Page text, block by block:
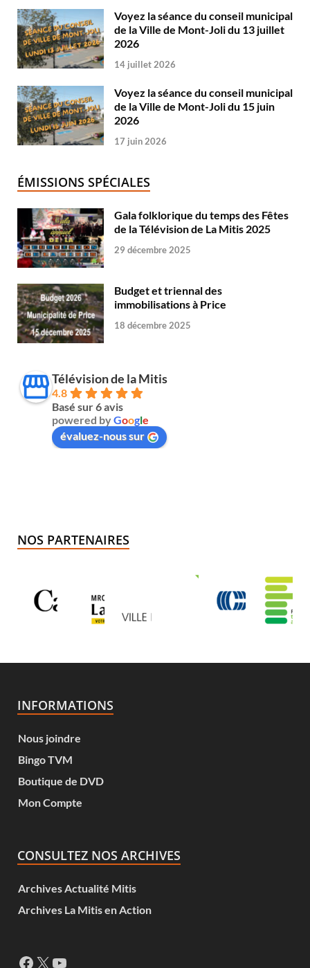
Voyez la séance du conseil municipal
de la Ville de Mont-Joli du 13 juillet
2026
14 juillet 2026
Voyez la séance du conseil municipal
de la Ville de Mont-Joli du 15 juin
2026
17 juin 2026
ÉMISSIONS SPÉCIALES
Gala folklorique du temps des Fêtes
de la Télévision de La Mitis 2025
29 décembre 2025
Budget et triennal des
immobilisations à Price
18 décembre 2025
Télévision de la Mitis
4.8
Basé sur 6 avis
powered byGoogle
évaluez-nous sur
NOS PARTENAIRES
INFORMATIONS
Nous joindre
Bingo TVM
Boutique de DVD
Mon Compte
CONSULTEZ NOS ARCHIVES
Archives Actualité Mitis
Archives La Mitis en Action